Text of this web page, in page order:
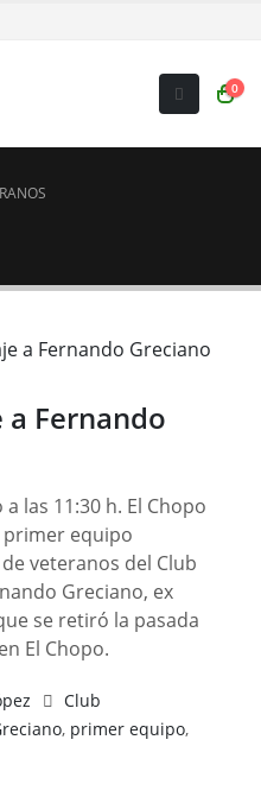
0
Fernando
las 11:30 h. El Chopo
equipo
veteranos del Club
Greciano, ex
se retiró la pasada
El Chopo.
Club
, primer equipo,